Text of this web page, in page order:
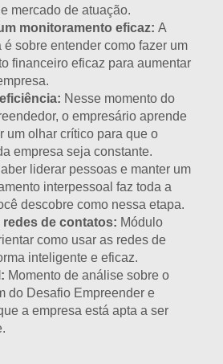
mercado de atuação.
monitoramento eficaz: A
é sobre entender como fazer um
financeiro eficaz para aumentar
Nesse momento do
o empresário aprende
um olhar crítico para que o
empresa seja constante.
liderar pessoas e manter um
interpessoal faz toda a
descobre como nessa etapa.
redes de contatos: Módulo
como usar as redes de
inteligente e eficaz.
Momento de análise sobre o
do Desafio Empreender e
a empresa está apta a ser